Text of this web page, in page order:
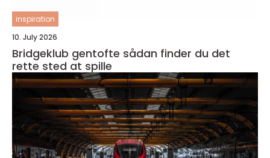
inspiration
10. July 2026
Bridgeklub gentofte sådan finder du det
rette sted at spille